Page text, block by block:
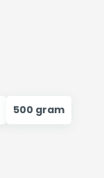
500 gram